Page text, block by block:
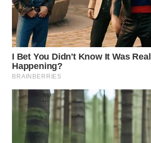
TAPANULI
UTARA
WN
SAMOSIR
WN
PADANG
LAWAS
WN
SUMEDANG